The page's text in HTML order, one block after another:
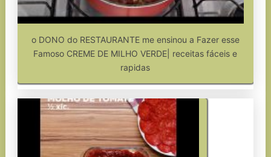
o DONO do RESTAURANTE me ensinou a Fazer esse
Famoso CREME DE MILHO VERDE| receitas fáceis e
rapidas